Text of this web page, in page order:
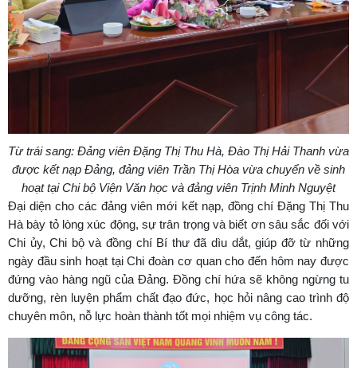
Từ trái sang: Đảng viên Đặng Thị Thu Hà, Đào Thị Hải Thanh vừa
được kết nạp Đảng, đảng viên Trần Thị Hòa vừa chuyển về sinh
hoạt tại Chi bộ Viện Văn học và đảng viên Trịnh Minh Nguyệt
Đại diện cho các đảng viên mới kết nạp, đồng chí Đặng Thị Thu
Hà bày tỏ lòng xúc động, sự trân trọng và biết ơn sâu sắc đối với
Chi ủy, Chi bộ và đồng chí Bí thư đã dìu dắt, giúp đỡ từ những
ngày đầu sinh hoạt tại Chi đoàn cơ quan cho đến hôm nay được
đứng vào hàng ngũ của Đảng. Đồng chí hứa sẽ không ngừng tu
dưỡng, rèn luyện phẩm chất đạo đức, học hỏi nâng cao trình độ
chuyên môn, nỗ lực hoàn thành tốt mọi nhiệm vụ công tác.